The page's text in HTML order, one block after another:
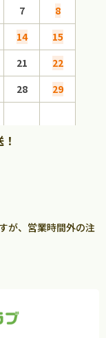
7
8
14
15
21
22
28
29
が、営業時間外の注